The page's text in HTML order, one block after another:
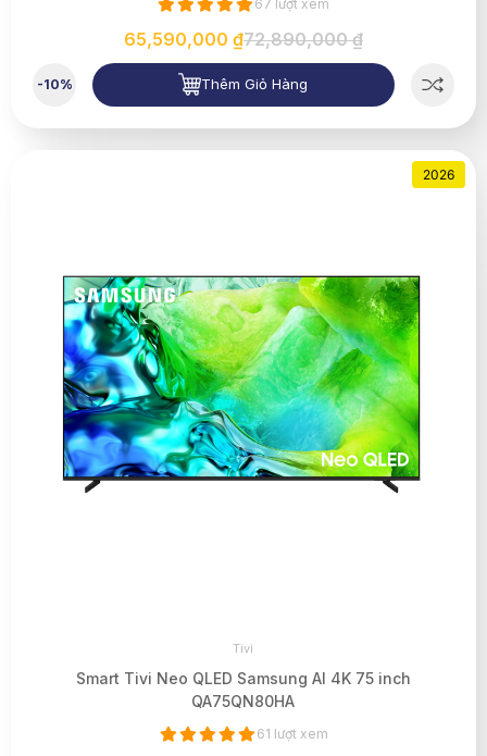
67 lượt xem
65,590,000 ₫72,890,000 ₫
-10% Thêm Giỏ Hàng
2026
Tivi
Smart Tivi Neo QLED Samsung AI 4K 75 inch
QA75QN80HA
61 lượt xem